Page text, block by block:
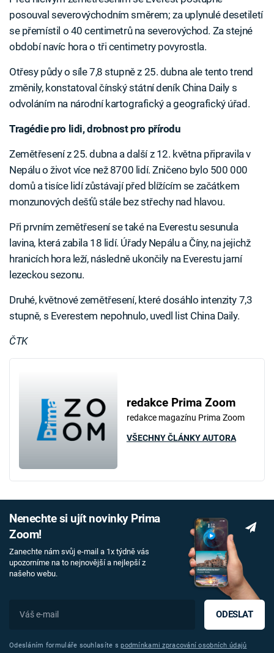
posouval severovýchodním směrem; za uplynulé desetiletí
se přemístil o 40 centimetrů na severovýchod. Za stejné
období navíc hora o tři centimetry povyrostla.
Otřesy půdy o síle 7,8 stupně z 25. dubna ale tento trend
změnily, konstatoval čínský státní deník China Daily s
odvoláním na národní kartografický a geografický úřad.
Tragédie pro lidi, drobnost pro přírodu
Zemětřesení z 25. dubna a další z 12. května připravila v
Nepálu o život více než 8700 lidí. Zničeno bylo 500 000
domů a tisíce lidí zůstávají před blížícím se začátkem
monzunových dešťů stále bez střechy nad hlavou.
Při prvním zemětřesení se také na Everestu sesunula
lavina, která zabila 18 lidí. Úřady Nepálu a Číny, na jejichž
hranicích hora leží, následně ukončily na Everestu jarní
lezeckou sezonu.
Druhé, květnové zemětřesení, které dosáhlo intenzity 7,3
stupně, s Everestem nepohnulo, uvedl list China Daily.
ČTK
redakce Prima Zoom
redakce magazínu Prima Zoom
VŠECHNY ČLÁNKY AUTORA
Nenechte si ujít novinky Prima
Zoom!
Zanechte nám svůj e-mail a 1x týdně vás
upozorníme na to nejnovější a nejlepší z
našeho webu.
ODESLAT
Odesláním formuláře souhlasíte spodmínkami zpracování osobních údajů